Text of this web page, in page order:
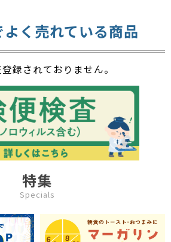
く売れている商品
録されておりません。
特集
Specials